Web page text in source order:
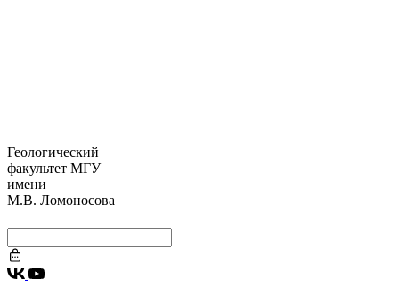
Геологический
факультет МГУ
имени
М.В. Ломоносова